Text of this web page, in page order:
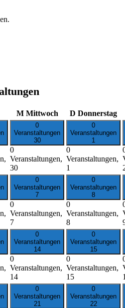
M Mittwoch D Donnerstag
0
Veranstaltungen
30
0
Veranstaltungen,
30
0
Veranstaltungen
1
0
Veranstaltungen,
1
0
Veranstaltungen
7
0
Veranstaltungen,
7
0
Veranstaltungen
8
0
Veranstaltungen,
8
0
Veranstaltungen
14
0
Veranstaltungen,
14
0
Veranstaltungen
15
0
Veranstaltungen,
15
0
Veranstaltungen
21
0
Veranstaltungen
22